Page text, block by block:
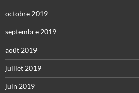
octobre 2019
septembre 2019
août 2019
juillet 2019
juin 2019